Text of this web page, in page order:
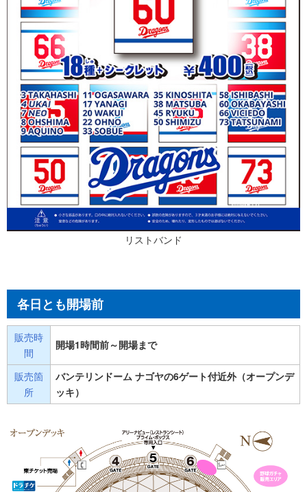
リストバンド
各日とも開場前
販売時
間
開場1時間前～開場まで
販売箇
所
バンテリンドーム ナゴヤの6ゲート付近外（オープンデ
ッキ）